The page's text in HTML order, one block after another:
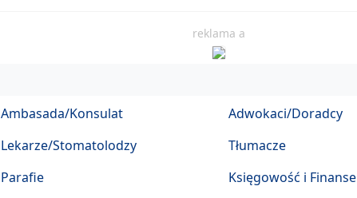
reklama a
Ambasada/Konsulat
Lekarze/Stomatolodzy
Parafie
Adwokaci/Doradcy
Tłumacze
Księgowość i Finanse